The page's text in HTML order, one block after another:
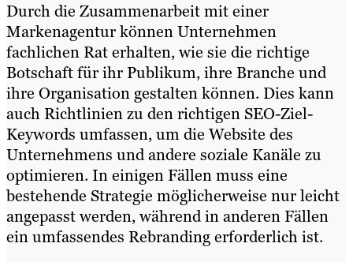
Durch die Zusammenarbeit mit einer
Markenagentur können Unternehmen
fachlichen Rat erhalten, wie sie die richtige
Botschaft für ihr Publikum, ihre Branche und
ihre Organisation gestalten können. Dies kann
auch Richtlinien zu den richtigen SEO-Ziel-
Keywords umfassen, um die Website des
Unternehmens und andere soziale Kanäle zu
optimieren. In einigen Fällen muss eine
bestehende Strategie möglicherweise nur leicht
angepasst werden, während in anderen Fällen
ein umfassendes Rebranding erforderlich ist.